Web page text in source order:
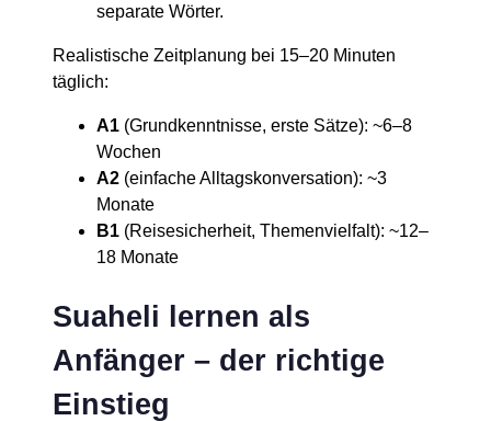
separate Wörter.
Realistische Zeitplanung bei 15–20 Minuten
täglich:
A1 (Grundkenntnisse, erste Sätze): ~6–8
Wochen
A2 (einfache Alltagskonversation): ~3
Monate
B1 (Reisesicherheit, Themenvielfalt): ~12–
18 Monate
Suaheli lernen als
Anfänger – der richtige
Einstieg